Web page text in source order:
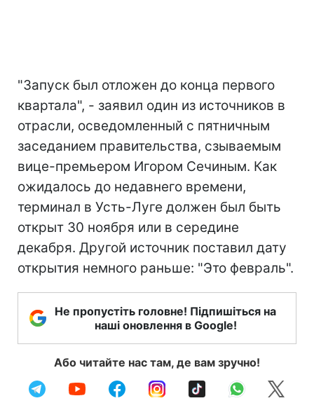
"Запуск был отложен до конца первого
квартала", - заявил один из источников в
отрасли, осведомленный с пятничным
заседанием правительства, сзываемым
вице-премьером Игором Сечиным. Как
ожидалось до недавнего времени,
терминал в Усть-Луге должен был быть
открыт 30 ноября или в середине
декабря. Другой источник поставил дату
открытия немного раньше: "Это февраль".
Не пропустіть головне! Підпишіться на
наші оновлення в Google!
Або читайте нас там, де вам зручно!